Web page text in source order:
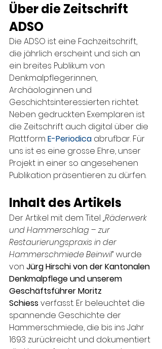
Über die Zeitschrift
ADSO
Die ADSO ist eine Fachzeitschrift,
die jährlich erscheint und sich an
ein breites Publikum von
Denkmalpfleger:innen,
Archäolog:innen und
Geschichtsinteressierten richtet.
Neben gedruckten Exemplaren ist
die Zeitschrift auch digital über die
Plattform E-Periodica abrufbar. Für
uns ist es eine grosse Ehre, unser
Projekt in einer so angesehenen
Publikation präsentieren zu dürfen.
Inhalt des Artikels
Der Artikel mit dem Titel „Räderwerk
und Hammerschlag – zur
Restaurierungspraxis in der
Hammerschmiede Beinwil“ wurde
von Jürg Hirschi von der Kantonalen
Denkmalpflege und unserem
Geschäftsführer Moritz
Schiess verfasst. Er beleuchtet die
spannende Geschichte der
Hammerschmiede, die bis ins Jahr
1693 zurückreicht und dokumentiert